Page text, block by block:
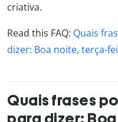
criativa.
Read this FAQ: Quais
dizer: Boa noite, terça-
Quais frases